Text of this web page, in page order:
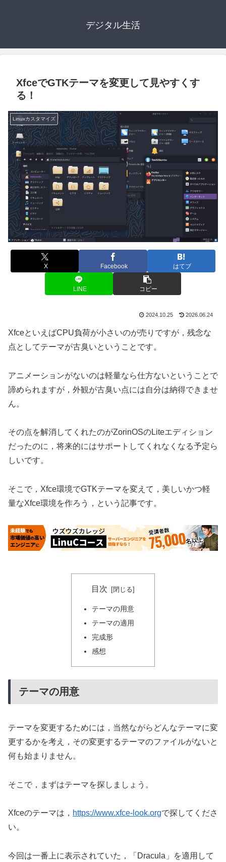
デジタル生活
XfceでGTKテーマを変更して見やすくす
る！
Linuxカスタマイズ
X Facebook はてブ
LINE コピー
2024.10.25 2026.06.24
XfceといえばCPU負荷が小さいのが売りですが，残念な
点としてテーマが古臭いということです。
アニメーションがないのは軽量なら仕方ないということで
諦められますが，外観が古臭い点には自分は納得できませ
ん。
その点を解消してくれたのがZorinOSのLiteエディション
だったのに，将来的にはサポートしてくれなくなる予定ら
しいです。
そこで，Xfce環境でGTKテーマを変えて，美しいかつ軽
量なXfce環境を作ろう，という記事です。
目次
テーマの用意
テーマの適用
完成形
感想
テーマの用意
テーマを変更するためには，当然ながらどんなテーマに変
更するかを考え，その変更するテーマのファイルがないと
何も始まりません。
そこで，まずはテーマを探しましょう。
Xfceのテーマは， https://www.xfce-look.orgで探してくださ
い。
今回は一番上に表示されていた，「Dracula」を適用して